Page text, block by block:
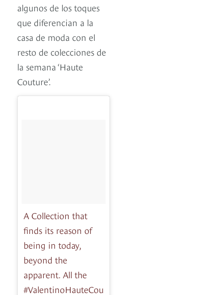
algunos de los toques
que diferencian a la
casa de moda con el
resto de colecciones de
la semana ‘Haute
Couture’.
A Collection that
finds its reason of
being in today,
beyond the
apparent. All the
#ValentinoHauteCou